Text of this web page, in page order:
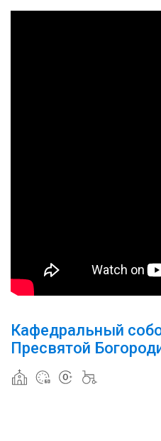
Кафедральный
Пресвятой